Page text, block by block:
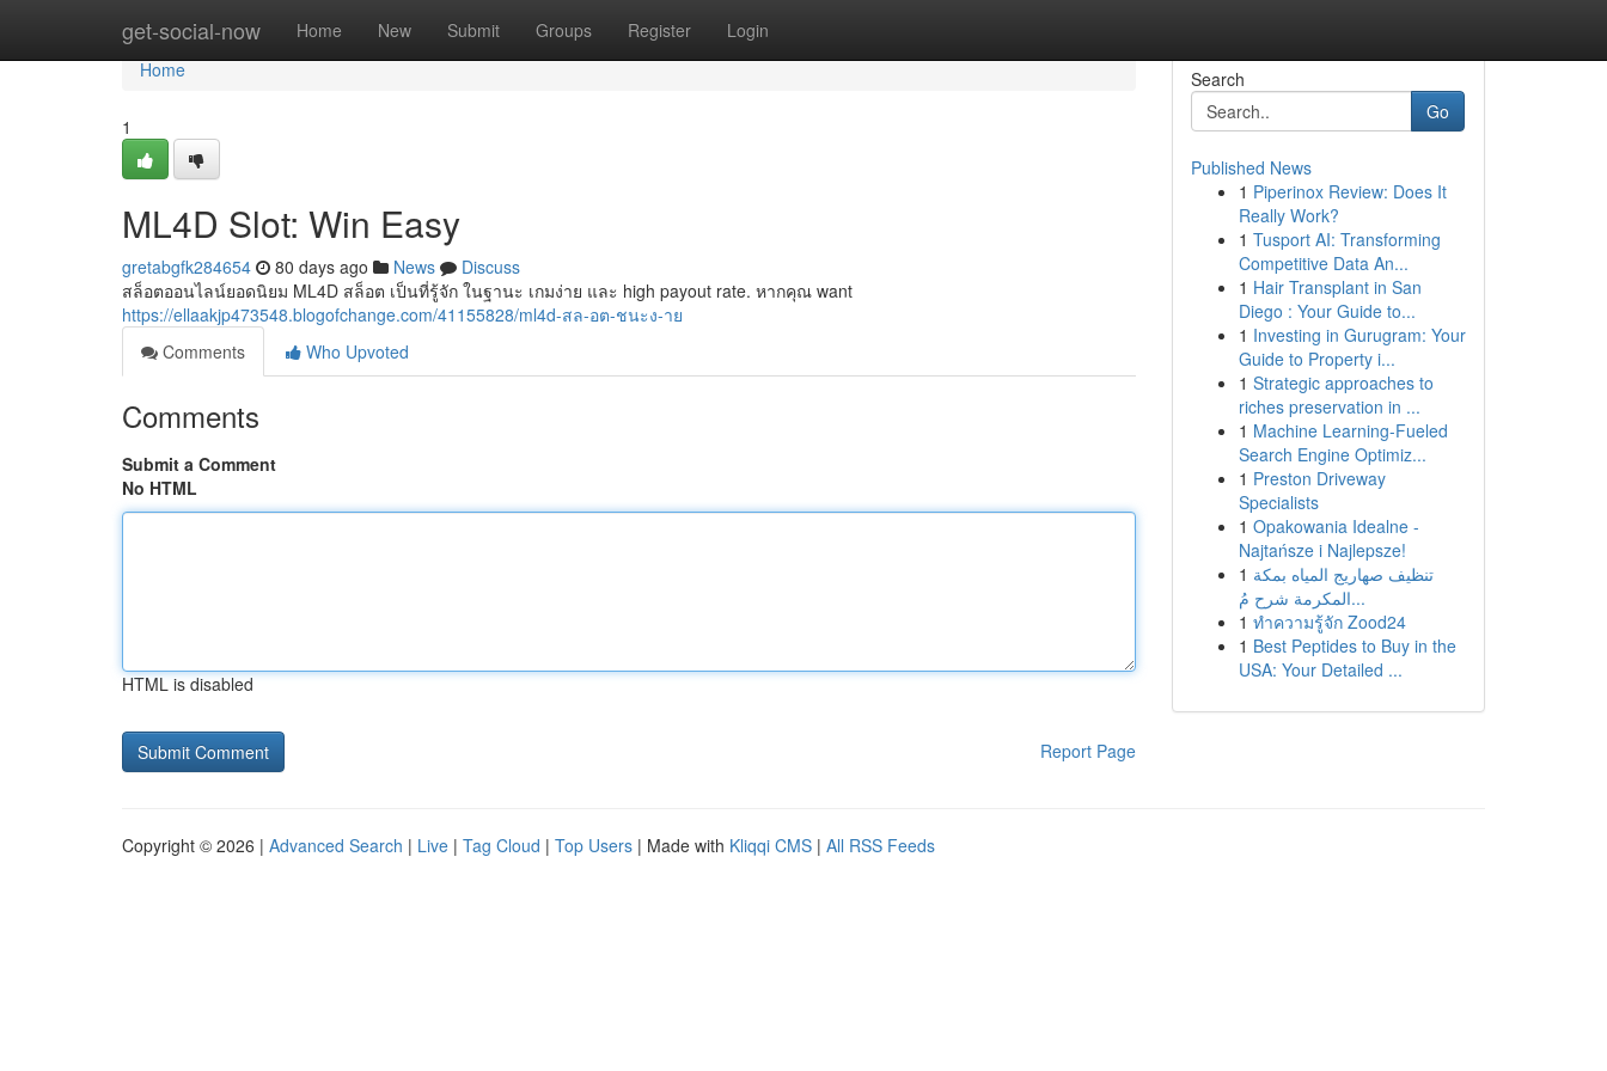
get-social-now Home New Submit Groups Register Login
Home
Home
1
ML4D Slot: Win Easy
gretabgfk284654 80 days ago News
Discuss
สล็อตออนไลน์ยอดนิยม ML4D สล็อต เป็นที่รู้จัก ในฐานะ เกมง่าย และ high payout rate. หากคุณ want
https://ellaakjp473548.blogofchange.com/41155828/ml4d-สล-อต-ชนะง-าย
Comments
Who Upvoted
Comments
Submit a Comment
No HTML
HTML is disabled
Report Page
Search
Go
Published News
1 Piperinox Review: Does It
Really Work?
1 Tusport AI: Transforming
Competitive Data An...
1 Hair Transplant in San
Diego : Your Guide to...
1 Investing in Gurugram: Your
Guide to Property i...
1 Strategic approaches to
riches preservation in ...
1 Machine Learning-Fueled
Search Engine Optimiz...
1 Preston Driveway
Specialists
1 Opakowania Idealne -
Najtańsze i Najlepsze!
1 تنظيف صهاريج المياه بمكة
المكرمة شرح مُ...
1 ทำความรู้จัก Zood24
1 Best Peptides to Buy in the
USA: Your Detailed ...
Copyright © 2026 | Advanced Search | Live | Tag Cloud | Top Users | Made with Kliqqi CMS | All RSS Feeds